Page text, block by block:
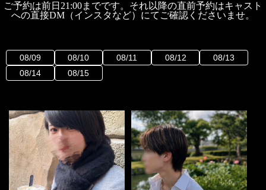
ご予約は前日21:00までです。それ以降の直前予約はキャスト
への直接DM（インスタなど）にてご確認くださいませ。
08/09 08/10 08/11 08/12
08/13
08/14
08/15